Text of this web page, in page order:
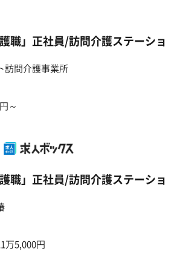
職」正社員/訪問介護ステーショ
訪問介護事業所
～
職」正社員/訪問介護ステーショ
万5,000円